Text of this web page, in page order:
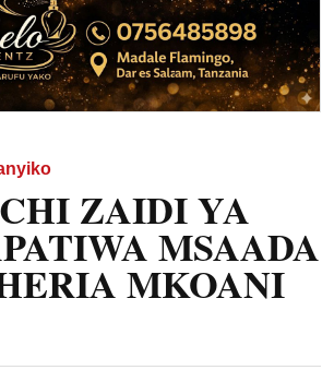
ZAIDI YA
MSAADA
MKOANI